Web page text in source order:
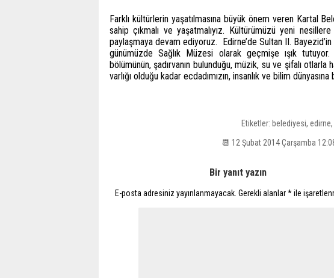
Farklı kültürlerin yaşatılmasına büyük önem veren Kartal
sahip çıkmalı ve yaşatmalıyız. Kültürümüzü yeni
paylaşmaya devam ediyoruz. Edirne’de Sultan II.
günümüzde Sağlık Müzesi olarak geçmişe ışık
bölümünün, şadırvanın bulunduğu, müzik, su ve şifalı
varlığı olduğu kadar ecdadımızın, insanlık ve bilim dünyasına
Etiketler: belediyesi, edirne,
📆 12 Şubat 2014 Çarşamba
Bir yanıt yazın
E-posta adresiniz yayınlanmayacak. Gerekli alanlar*ile